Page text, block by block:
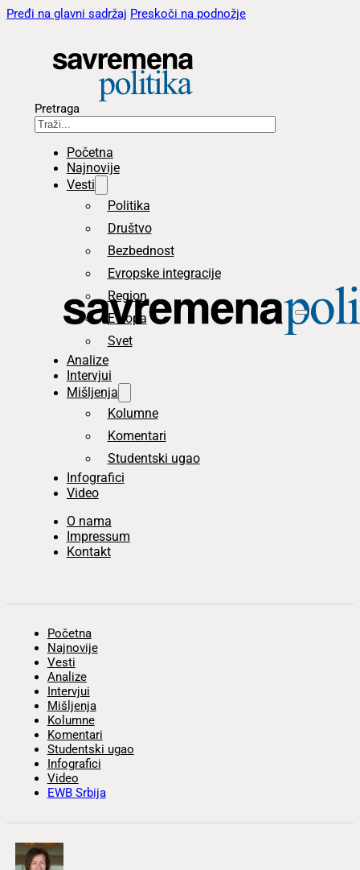
Pređi na glavni sadržaj Preskoči na podnožje
Pretraga
Početna
Najnovije
Vesti
Politika
Društvo
Bezbednost
Evropske integracije
Region
Evropa
Svet
Analize
Intervjui
Mišljenja
Kolumne
Komentari
Studentski ugao
Infografici
Video
O nama
Impressum
Kontakt
Početna
Najnovije
Vesti
Analize
Intervjui
Mišljenja
Kolumne
Komentari
Studentski ugao
Infografici
Video
EWB Srbija